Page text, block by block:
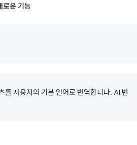
운 기능
사용자의 기본 언어로 번역합니다. AI 번